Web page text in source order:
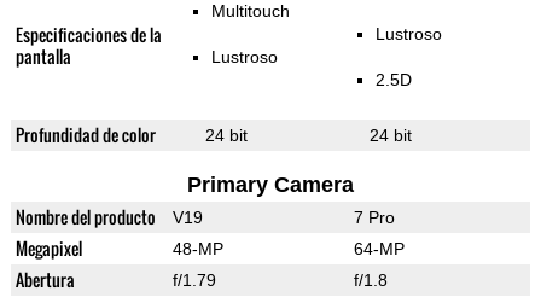
Especificaciones de la
pantalla
Multitouch
Lustroso
Lustroso
2.5D
Profundidad de color 24 bit 24 bit
Primary Camera
Nombre del producto V19 7 Pro
Megapixel 48-MP 64-MP
Abertura f/1.79 f/1.8